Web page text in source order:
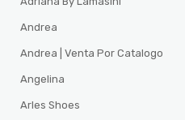
Andrea
Andrea | Venta Por Catalogo
Angelina
Arles Shoes